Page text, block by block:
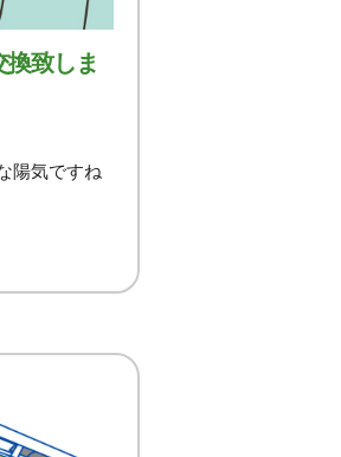
換致しま
陽気ですね